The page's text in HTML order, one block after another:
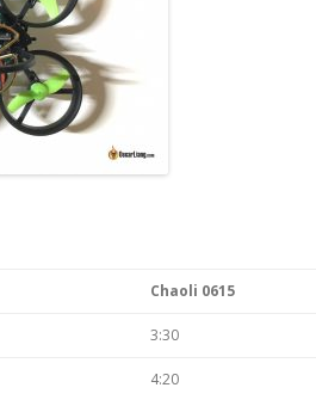
Chaoli 0615
3:30
4:20